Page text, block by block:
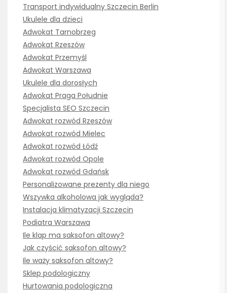
Transport indywidualny Szczecin Berlin
Ukulele dla dzieci
Adwokat Tarnobrzeg
Adwokat Rzeszów
Adwokat Przemyśl
Adwokat Warszawa
Ukulele dla dorosłych
Adwokat Praga Południe
Specjalista SEO Szczecin
Adwokat rozwód Rzeszów
Adwokat rozwód Mielec
Adwokat rozwód Łódź
Adwokat rozwód Opole
Adwokat rozwód Gdańsk
Personalizowane prezenty dla niego
Wszywka alkoholowa jak wygląda?
Instalacja klimatyzacji Szczecin
Podiatra Warszawa
Ile klap ma saksofon altowy?
Jak czyścić saksofon altowy?
Ile waży saksofon altowy?
Sklep podologiczny
Hurtowania podologiczna